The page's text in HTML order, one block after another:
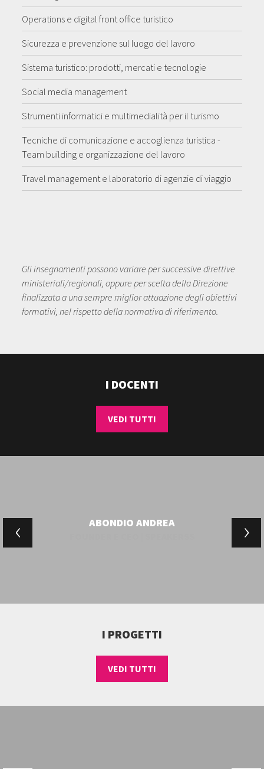
Operations e digital front office turistico
Sicurezza e prevenzione sul luogo del lavoro
Sistema turistico: prodotti, mercati e tecnologie
Social media management
Strumenti informatici e multimedialità per il turismo
Tecniche di comunicazione e accoglienza turistica -
Team building e organizzazione del lavoro
Travel management e laboratorio di agenzie di viaggio
Gli insegnamenti possono variare per successive direttive
ministeriali/regionali, oppure per scelta della Direzione
finalizzata a una sempre miglior attuazione degli obiettivi
formativi, nel rispetto della normativa di riferimento.
I DOCENTI
VEDI TUTTI
ABONDIO ANDREA
I PROGETTI
VEDI TUTTI